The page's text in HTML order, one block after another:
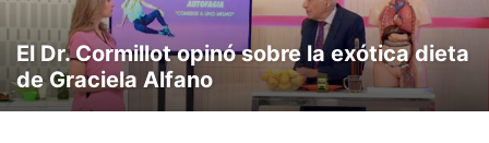
El Dr. Cormillot opinó sobre la exótica dieta
de Graciela Alfano